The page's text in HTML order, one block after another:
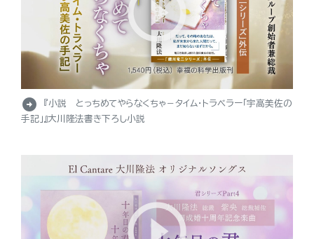
arrow_circle_right
『小説 とっちめてやらなくちゃ－タイム・トラベラー「宇高美佐の
手記」』大川隆法書き下ろし小説